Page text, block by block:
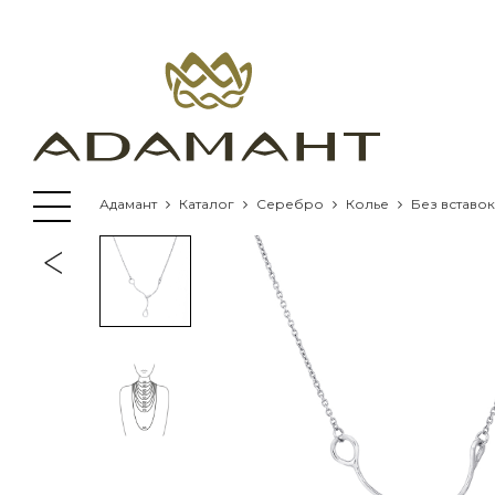
Адамант Каталог Серебро Колье Без вставок